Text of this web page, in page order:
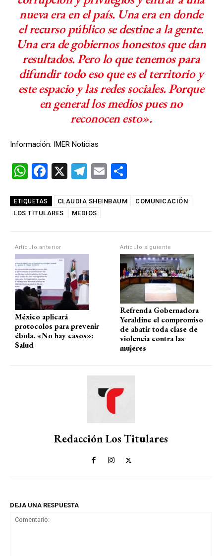
nueva era en el país. Una era en donde
el recurso público se destine a la gente.
Una era de gobiernos honestos que dan
resultados. Pero lo que tenemos para
difundir todo eso que es el territorio y
este espacio y las redes sociales. Porque
en general los medios pues no
reconocen esto».
Información: IMER Noticias
W
at
s
p
p
F
ce
b
o
k
X
T
e
gr
m
E
ail m
tir
ETIQUETAS CLAUDIA SHEINBAUM
COMUNICACIÓN
LOS TITULARES
MEDIOS
Artículo anterior
México aplicará
protocolos para prevenir
ébola. «No hay casos»:
Salud
Artículo siguiente
Refrenda Gobernadora
Yeraldine el compromiso
de abatir toda clase de
violencia contra las
mujeres
Redacción Los Titulares
DEJA UNA RESPUESTA